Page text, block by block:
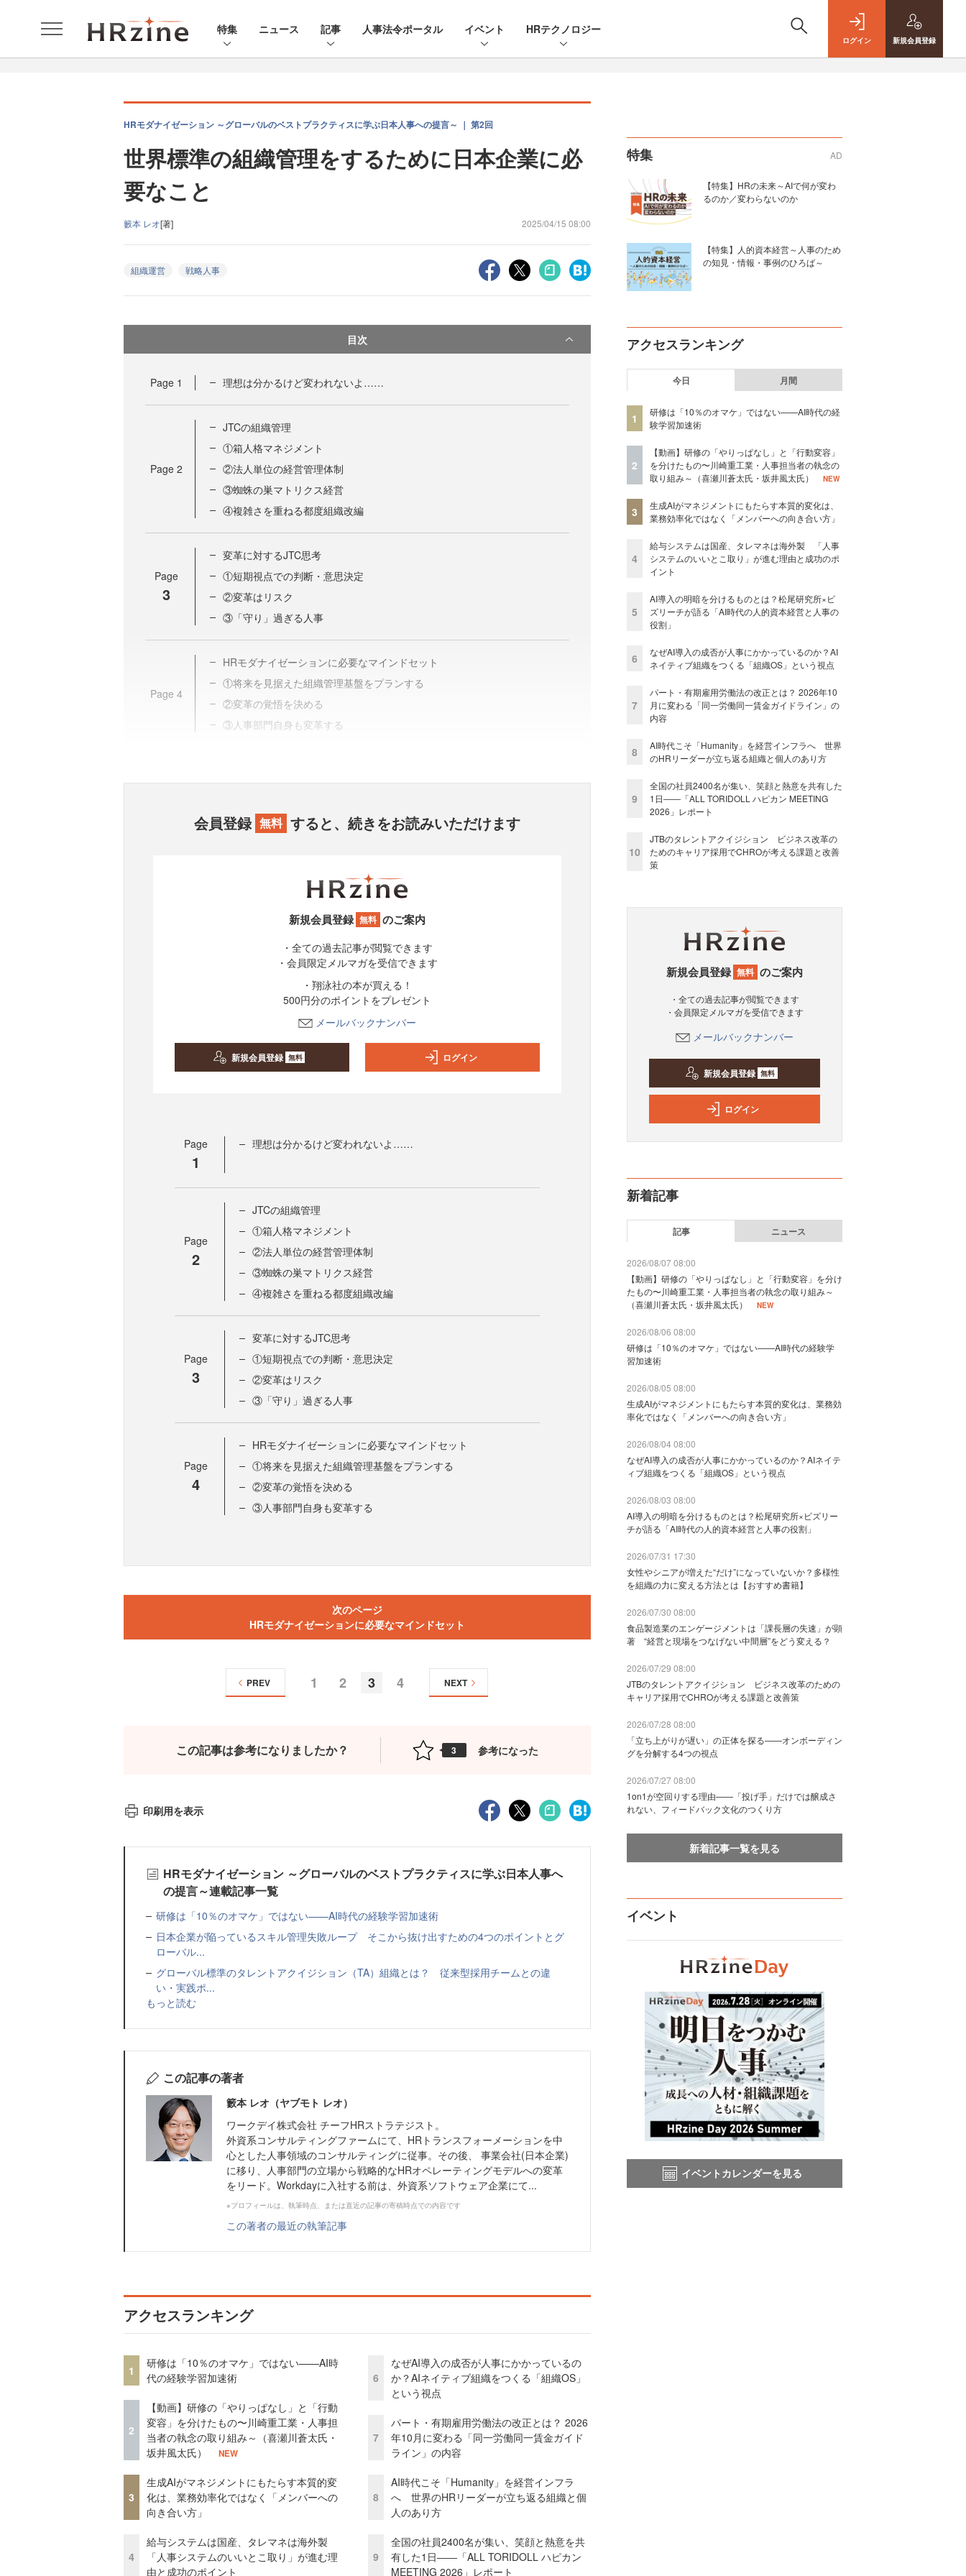
特集 ニュース 記事 人事法令ポータル イベント HRテクノロジー
ログイン 新規会員登録
HRモダナイゼーション ～グローバルのベストプラクティスに学ぶ日本人事への提言～ ｜ 第2回
世界標準の組織管理をするために日本企業に必
要なこと
籔本 レオ[著] 2025/04/15 08:00
組織運営 戦略人事
目次
Page 1 理想は分かるけど変われないよ……
Page 2
JTCの組織管理
①箱人格マネジメント
②法人単位の経営管理体制
③蜘蛛の巣マトリクス経営
④複雑さを重ねる都度組織改編
Page
3
変革に対するJTC思考
①短期視点での判断・意思決定
②変革はリスク
③「守り」過ぎる人事
Page 4
HRモダナイゼーションに必要なマインドセット
①将来を見据えた組織管理基盤をプランする
②変革の覚悟を決める
③人事部門自身も変革する
会員登録 無料 すると、続きをお読みいただけます
新規会員登録 無料 のご案内
・全ての過去記事が閲覧できます
・会員限定メルマガを受信できます
・翔泳社の本が買える！
500円分のポイントをプレゼント
メールバックナンバー
新規会員登録 無料 ログイン
Page
1
理想は分かるけど変われないよ……
Page
2
JTCの組織管理
①箱人格マネジメント
②法人単位の経営管理体制
③蜘蛛の巣マトリクス経営
④複雑さを重ねる都度組織改編
Page
3
変革に対するJTC思考
①短期視点での判断・意思決定
②変革はリスク
③「守り」過ぎる人事
Page
4
HRモダナイゼーションに必要なマインドセット
①将来を見据えた組織管理基盤をプランする
②変革の覚悟を決める
③人事部門自身も変革する
次のページ
HRモダナイゼーションに必要なマインドセット
1 2 3 4
PREV NEXT
この記事は参考になりましたか？ 3 参考になった
印刷用を表示
HRモダナイゼーション ～グローバルのベストプラクティスに学ぶ日本人事へ
の提言～連載記事一覧
研修は「10％のオマケ」ではない——AI時代の経験学習加速術
日本企業が陥っているスキル管理失敗ループ そこから抜け出すための4つのポイントとグ
ローバル...
グローバル標準のタレントアクイジション（TA）組織とは？ 従来型採用チームとの違
い・実践ポ...
もっと読む
この記事の著者
籔本 レオ（ヤブモト レオ）
ワークデイ株式会社 チーフHRストラテジスト。
外資系コンサルティングファームにて、HRトランスフォーメーションを中
心とした人事領域のコンサルティングに従事。その後、 事業会社(日本企業)
に移り、人事部門の立場から戦略的なHRオペレーティングモデルへの変革
をリード。Workdayに入社する前は、外資系ソフトウェア企業にて...
※プロフィールは、執筆時点、または直近の記事の寄稿時点での内容です
この著者の最近の執筆記事
アクセスランキング
1
研修は「10％のオマケ」ではない——AI時
代の経験学習加速術
2
【動画】研修の「やりっぱなし」と「行動
変容」を分けたもの〜川崎重工業・人事担
当者の執念の取り組み～（喜瀬川蒼太氏・
坂井風太氏）
NEW
3
生成AIがマネジメントにもたらす本質的変
化は、業務効率化ではなく「メンバーへの
向き合い方」
4
給与システムは国産、タレマネは海外製
「人事システムのいいとこ取り」が進む理
由と成功のポイント
6
なぜAI導入の成否が人事にかかっているの
か？AIネイティブ組織をつくる「組織OS」
という視点
7
パート・有期雇用労働法の改正とは？ 2026
年10月に変わる「同一労働同一賃金ガイド
ライン」の内容
8
AI時代こそ「Humanity」を経営インフラ
へ 世界のHRリーダーが立ち返る組織と個
人のあり方
9
全国の社員2400名が集い、笑顔と熱意を共
有した1日――「ALL TORIDOLL ハピカン
MEETING 2026」レポート
特集 AD
【特集】HRの未来～AIで何が変わ
るのか／変わらないのか
【特集】人的資本経営～人事のため
の知見・情報・事例のひろば～
アクセスランキング
今日 月間
1
研修は「10％のオマケ」ではない——AI時代の経
験学習加速術
2
【動画】研修の「やりっぱなし」と「行動変容」
を分けたもの〜川崎重工業・人事担当者の執念の
取り組み～（喜瀬川蒼太氏・坂井風太氏）
NEW
3
生成AIがマネジメントにもたらす本質的変化は、
業務効率化ではなく「メンバーへの向き合い方」
4
給与システムは国産、タレマネは海外製 「人事
システムのいいとこ取り」が進む理由と成功のポ
イント
5
AI導入の明暗を分けるものとは？松尾研究所×ビ
ズリーチが語る「AI時代の人的資本経営と人事の
役割」
6
なぜAI導入の成否が人事にかかっているのか？AI
ネイティブ組織をつくる「組織OS」という視点
7
パート・有期雇用労働法の改正とは？ 2026年10
月に変わる「同一労働同一賃金ガイドライン」の
内容
8
AI時代こそ「Humanity」を経営インフラへ 世界
のHRリーダーが立ち返る組織と個人のあり方
9
全国の社員2400名が集い、笑顔と熱意を共有した
1日――「ALL TORIDOLL ハピカン MEETING
2026」レポート
10
JTBのタレントアクイジション ビジネス改革の
ためのキャリア採用でCHROが考える課題と改善
策
新規会員登録 無料 のご案内
・全ての過去記事が閲覧できます
・会員限定メルマガを受信できます
メールバックナンバー
新規会員登録 無料
ログイン
新着記事
記事 ニュース
2026/08/07 08:00
【動画】研修の「やりっぱなし」と「行動変容」を分け
たもの〜川崎重工業・人事担当者の執念の取り組み～
（喜瀬川蒼太氏・坂井風太氏）
NEW
2026/08/06 08:00
研修は「10％のオマケ」ではない——AI時代の経験学
習加速術
2026/08/05 08:00
生成AIがマネジメントにもたらす本質的変化は、業務効
率化ではなく「メンバーへの向き合い方」
2026/08/04 08:00
なぜAI導入の成否が人事にかかっているのか？AIネイテ
ィブ組織をつくる「組織OS」という視点
2026/08/03 08:00
AI導入の明暗を分けるものとは？松尾研究所×ビズリー
チが語る「AI時代の人的資本経営と人事の役割」
2026/07/31 17:30
女性やシニアが増えた“だけ”になっていないか？多様性
を組織の力に変える方法とは【おすすめ書籍】
2026/07/30 08:00
食品製造業のエンゲージメントは「課長層の失速」が顕
著 “経営と現場をつなげない中間層”をどう変える？
2026/07/29 08:00
JTBのタレントアクイジション ビジネス改革のための
キャリア採用でCHROが考える課題と改善策
2026/07/28 08:00
「立ち上がりが遅い」の正体を探る——オンボーディン
グを分解する4つの視点
2026/07/27 08:00
1on1が空回りする理由——「投げ手」だけでは醸成さ
れない、フィードバック文化のつくり方
新着記事一覧を見る
イベント
イベントカレンダーを見る